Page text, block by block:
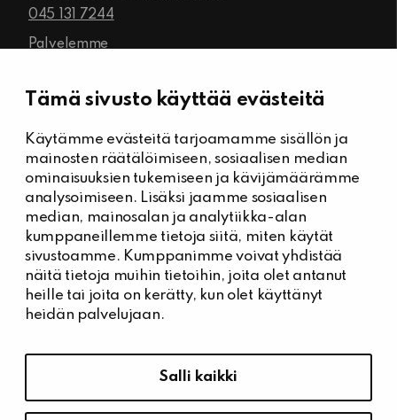
Tämä sivusto käyttää evästeitä
Käytämme evästeitä tarjoamamme sisällön ja
mainosten räätälöimiseen, sosiaalisen median
ominaisuuksien tukemiseen ja kävijämäärämme
analysoimiseen. Lisäksi jaamme sosiaalisen
median, mainosalan ja analytiikka-alan
kumppaneillemme tietoja siitä, miten käytät
sivustoamme. Kumppanimme voivat yhdistää
näitä tietoja muihin tietoihin, joita olet antanut
heille tai joita on kerätty, kun olet käyttänyt
heidän palvelujaan.
Salli kaikki
045 131 7244
Palvelemme
Kiinteistöhuolto
Päivystysnumero, Kiinteistöässät
044 704 7632
Kiinteistönhuollon yhteystiedot
Tee vikailmoitus